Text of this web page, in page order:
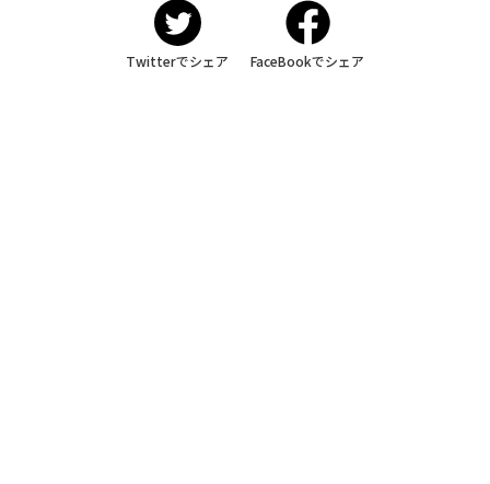
Twitterでシェア FaceBookでシェア